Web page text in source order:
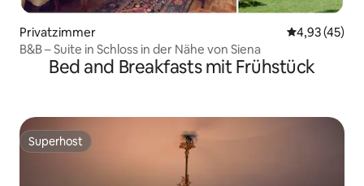
Privatzimmer
4,93 (45)
B&B – Suite in Schloss in der Nähe von Siena
Bed and Breakfasts mit Frühstück
Superhost
Superhost